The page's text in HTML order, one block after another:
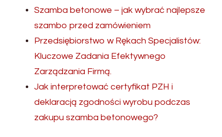
Szamba betonowe – jak wybrać najlepsze
szambo przed zamówieniem
Przedsiębiorstwo w Rękach Specjalistów:
Kluczowe Zadania Efektywnego
Zarządzania Firmą.
Jak interpretować certyfikat PZH i
deklaracją zgodności wyrobu podczas
zakupu szamba betonowego?